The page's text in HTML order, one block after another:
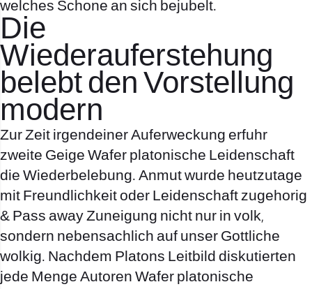
welches Schone an sich bejubelt.
Die
Wiederauferstehung
belebt den Vorstellung
modern
Zur Zeit irgendeiner Auferweckung erfuhr
zweite Geige Wafer platonische Leidenschaft
die Wiederbelebung. Anmut wurde heutzutage
mit Freundlichkeit oder Leidenschaft zugehorig
& Pass away Zuneigung nicht nur in volk,
sondern nebensachlich auf unser Gottliche
wolkig. Nachdem Platons Leitbild diskutierten
jede Menge Autoren Wafer platonische